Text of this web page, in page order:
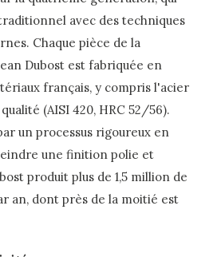
avec des techniques
Chaque pièce de la
Dubost est fabriquée en
français, y compris l'acier
(AISI 420, HRC 52/56).
un processus rigoureux en
une finition polie et
produit plus de 1,5 million de
an, dont près de la moitié est